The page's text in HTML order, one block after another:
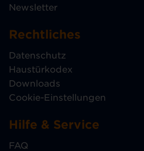
Newsletter
Rechtliches
Datenschutz
Haustürkodex
Downloads
Cookie-Einstellungen
Hilfe & Service
FAQ